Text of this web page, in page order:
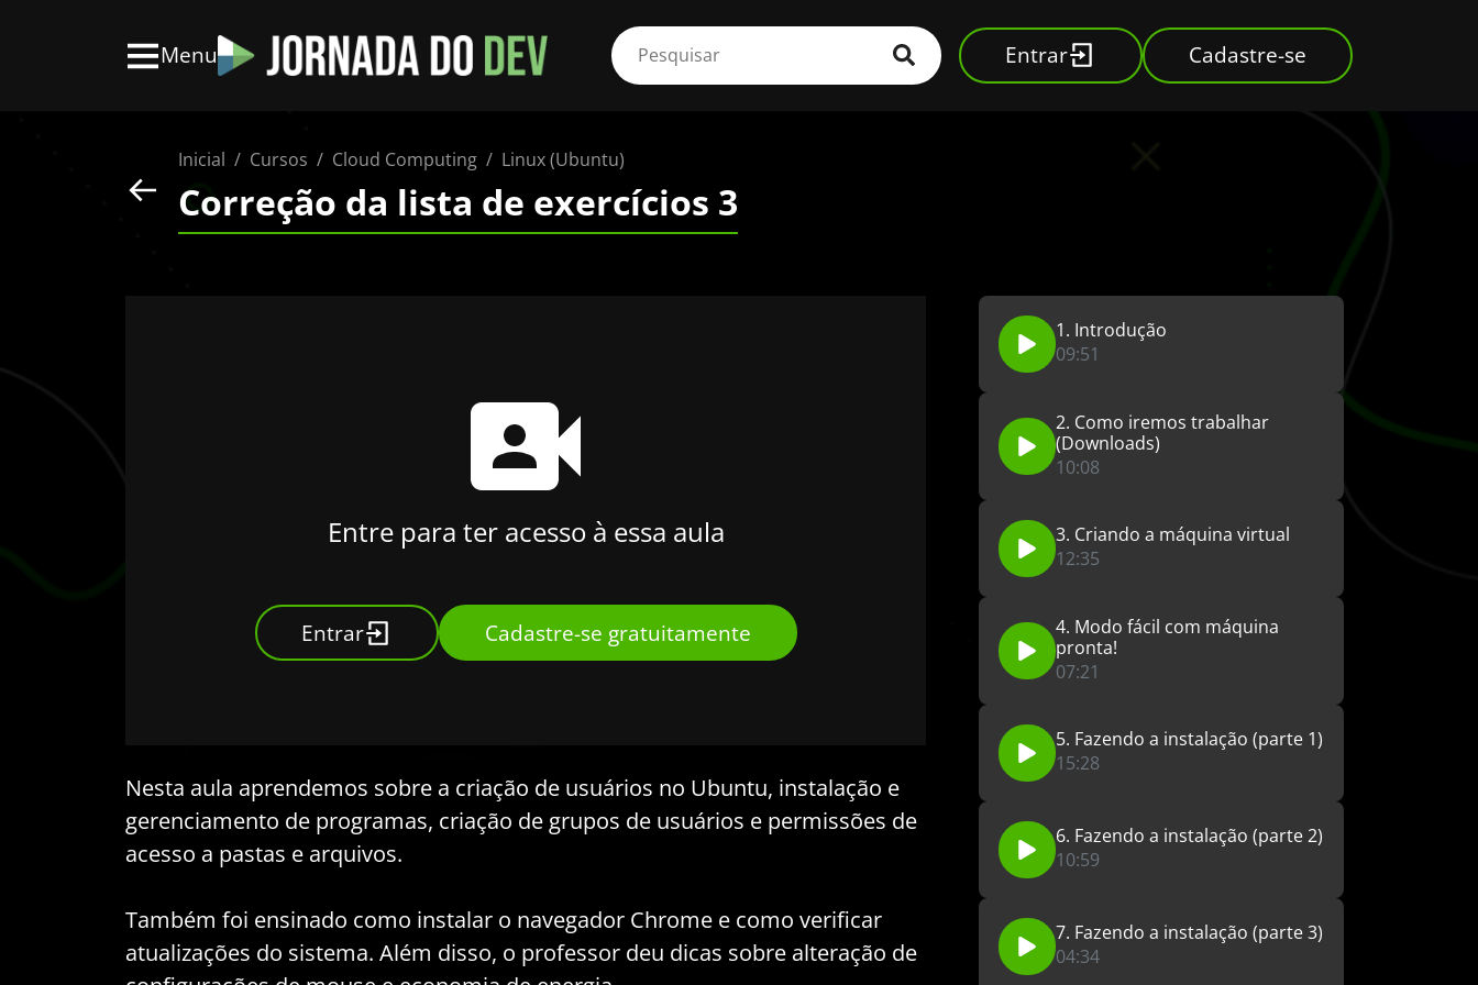
Menu Entrar Cadastre-se
Inicial Cursos Cloud Computing Linux (Ubuntu)
Correção da lista de exercícios 3
Entre para ter acesso à essa aula
Entrar Cadastre-se gratuitamente
Nesta aula aprendemos sobre a criação de usuários no Ubuntu, instalação e
gerenciamento de programas, criação de grupos de usuários e permissões de
acesso a pastas e arquivos.
Também foi ensinado como instalar o navegador Chrome e como verificar
atualizações do sistema. Além disso, o professor deu dicas sobre alteração de
1. Introdução
09:51
2. Como iremos trabalhar
(Downloads)
10:08
3. Criando a máquina virtual
12:35
4. Modo fácil com máquina
pronta!
07:21
5. Fazendo a instalação (parte 1)
15:28
6. Fazendo a instalação (parte 2)
10:59
7. Fazendo a instalação (parte 3)
04:34